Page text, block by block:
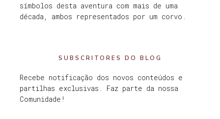
símbolos desta aventura com mais de uma
década, ambos representados por um corvo.
SUBSCRITORES DO BLOG
Recebe notificação dos novos conteúdos e
partilhas exclusivas. Faz parte da nossa
Comunidade!